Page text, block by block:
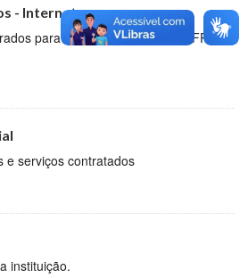
- Internet
para acesso à internet da UFPI por
e serviços contratados
instituição.